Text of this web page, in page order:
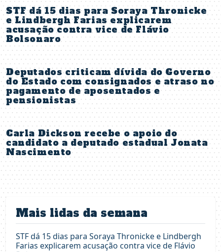
STF dá 15 dias para Soraya Thronicke
e Lindbergh Farias explicarem
acusação contra vice de Flávio
Bolsonaro
Deputados criticam dívida do Governo
do Estado com consignados e atraso no
pagamento de aposentados e
pensionistas
Carla Dickson recebe o apoio do
candidato a deputado estadual Jonata
Nascimento
Mais lidas da semana
STF dá 15 dias para Soraya Thronicke e Lindbergh
Farias explicarem acusação contra vice de Flávio